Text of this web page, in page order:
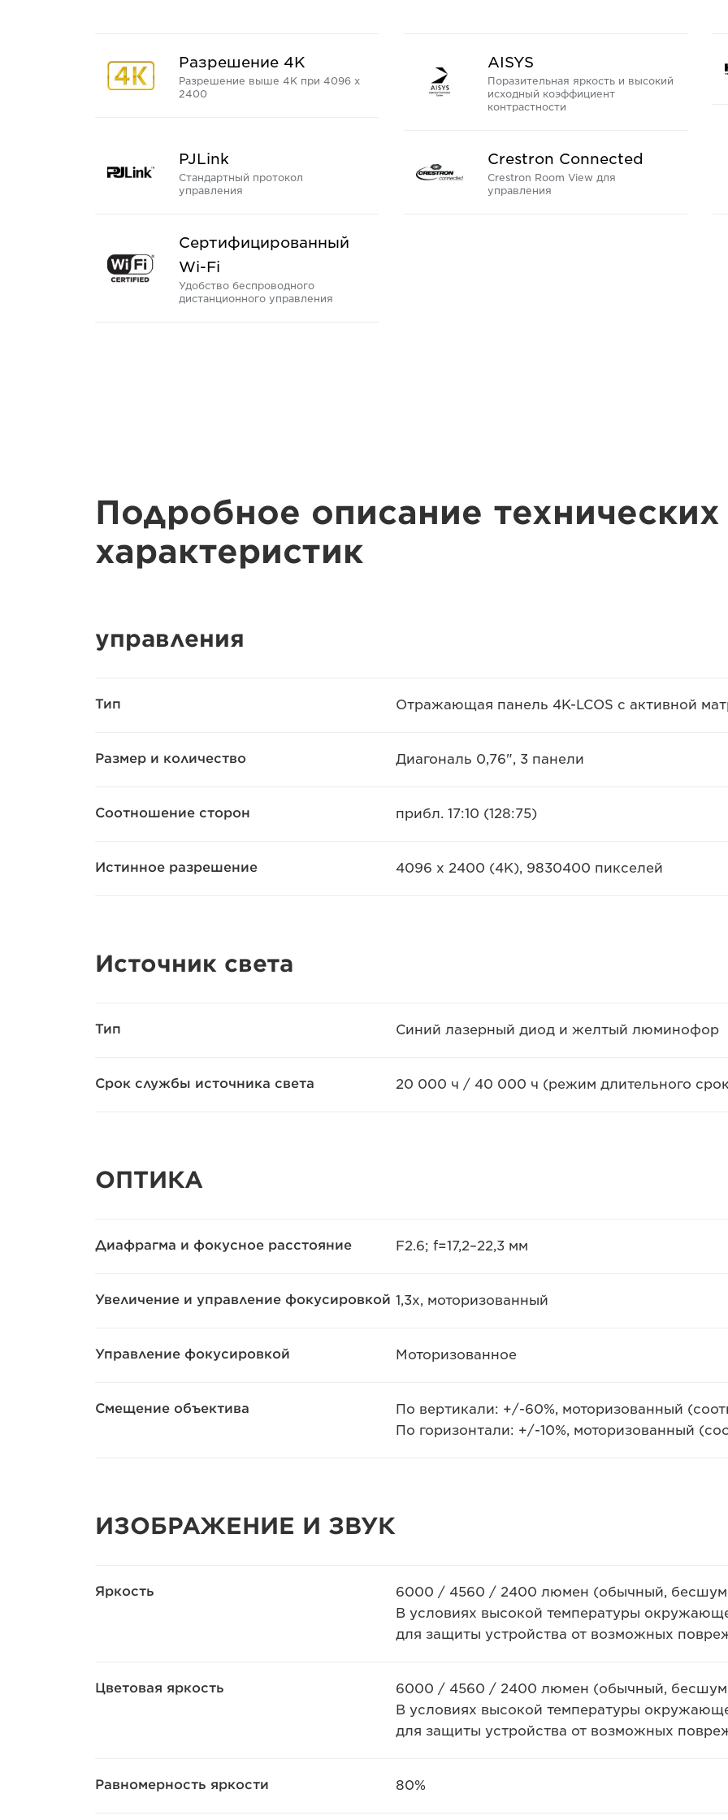
Разрешение 4K
Разрешение выше 4K при 4096 x
2400
AISYS
Поразительная яркость и высокий
исходный коэффициент
контрастности
PJLink
Стандартный протокол
управления
Crestron Connected
Crestron Room View для
управления
Сертифицированный
Wi-Fi
Удобство беспроводного
дистанционного управления
Подробное описание технических
характеристик
управления
Тип Отражающая панель 4K-LCOS с активной
Размер и количество Диагональ 0,76", 3 панели
Соотношение сторон прибл. 17:10 (128:75)
Истинное разрешение 4096 x 2400 (4K), 9830400 пикселей
Источник света
Тип Синий лазерный диод и желтый люминофор
Срок службы источника света 20 000 ч / 40 000 ч (режим длительного
ОПТИКА
Диафрагма и фокусное расстояние F2.6; f=17,2–22,3 мм
Увеличение и управление фокусировкой 1,3x, моторизованный
Управление фокусировкой Моторизованное
Смещение объектива
По вертикали: +/-60%, моторизованный
По горизонтали: +/-10%, моторизованный
ИЗОБРАЖЕНИЕ И ЗВУК
Яркость
6000 / 4560 / 2400 люмен (обычный,
В условиях высокой температуры
для защиты устройства от возможных
Цветовая яркость
6000 / 4560 / 2400 люмен (обычный,
В условиях высокой температуры
для защиты устройства от возможных
Равномерность яркости 80%